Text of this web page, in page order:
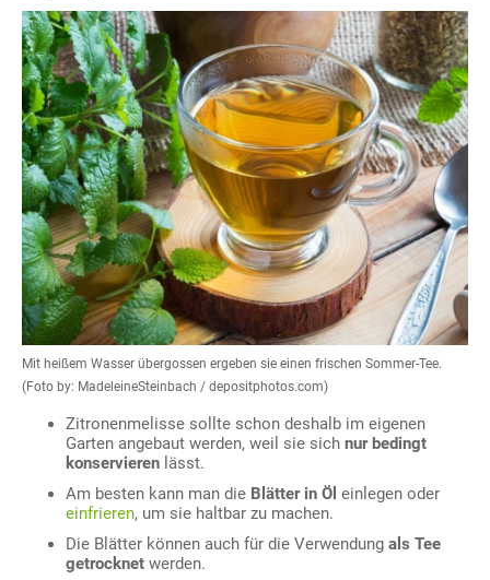
Mit heißem Wasser übergossen ergeben sie einen frischen Sommer-Tee.
(Foto by: MadeleineSteinbach / depositphotos.com)
Zitronenmelisse sollte schon deshalb im eigenen
Garten angebaut werden, weil sie sich nur bedingt
konservieren lässt.
Am besten kann man die Blätter in Öl einlegen oder
einfrieren, um sie haltbar zu machen.
Die Blätter können auch für die Verwendung als Tee
getrocknet werden.